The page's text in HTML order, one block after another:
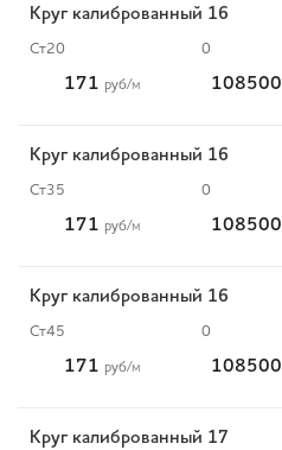
Круг калиброванный 16
Ст20 0
171 руб/м 108500
Круг калиброванный 16
Ст35 0
171 руб/м 108500
Круг калиброванный 16
Ст45 0
171 руб/м 108500
Круг калиброванный 17